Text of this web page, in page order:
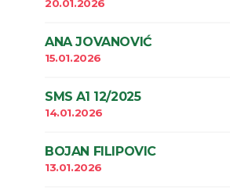
20.01.2026
ANA JOVANOVIĆ
15.01.2026
SMS A1 12/2025
14.01.2026
BOJAN FILIPOVIC
13.01.2026